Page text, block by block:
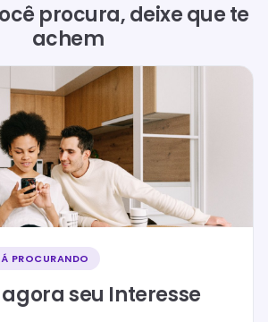
procura, deixe que te
achem
PROCURANDO
seu Interesse